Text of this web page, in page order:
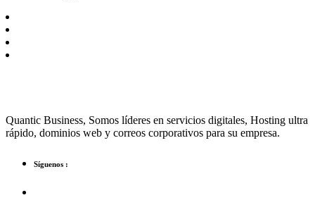
Quantic Business, Somos líderes en servicios digitales, Hosting ultra
rápido, dominios web y correos corporativos para su empresa.
Síguenos :